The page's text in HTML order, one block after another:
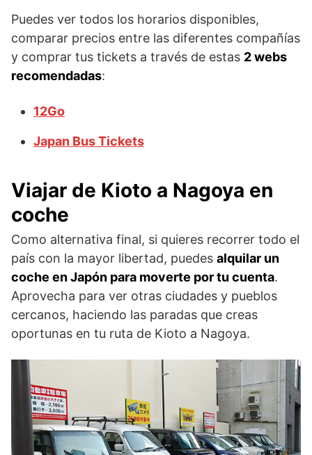
Puedes ver todos los horarios disponibles,
comparar precios entre las diferentes compañías
y comprar tus tickets a través de estas 2 webs
recomendadas:
12Go
Japan Bus Tickets
Viajar de Kioto a Nagoya en
coche
Como alternativa final, si quieres recorrer todo el
país con la mayor libertad, puedes alquilar un
coche en Japón para moverte por tu cuenta.
Aprovecha para ver otras ciudades y pueblos
cercanos, haciendo las paradas que creas
oportunas en tu ruta de Kioto a Nagoya.